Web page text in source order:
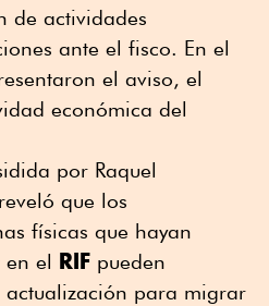
de actividades
ante el fisco. En el
el aviso, el
económica del
por Raquel
que los
físicas que hayan
el RIF pueden
actualización para migrar